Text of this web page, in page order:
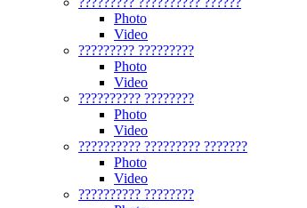
Photo
Video
????????? ?????????
Photo
Video
?????????? ????????
Photo
Video
?????????? ????????? ???????
Photo
Video
?????????? ????????